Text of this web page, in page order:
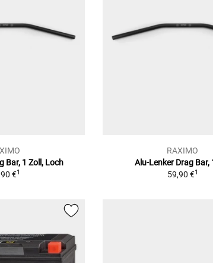
Bar, 1 Zoll, Loch
€1
RAXIMO
Alu-Lenker Drag Bar,
59,90 €1